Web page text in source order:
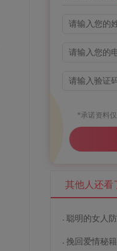
*承诺资料
其他人还看
聪明的女人
挽回爱情秘籍